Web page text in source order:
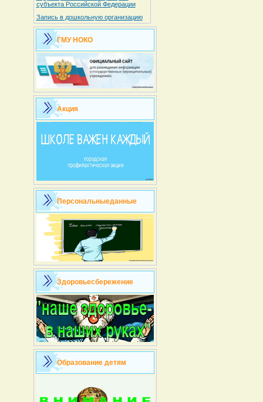
субъекта Российской Федерации
Запись в дошкольную организацию
ГМУ НОКО
Акция
Персональныеданные
Здоровьесбережение
Образование детям